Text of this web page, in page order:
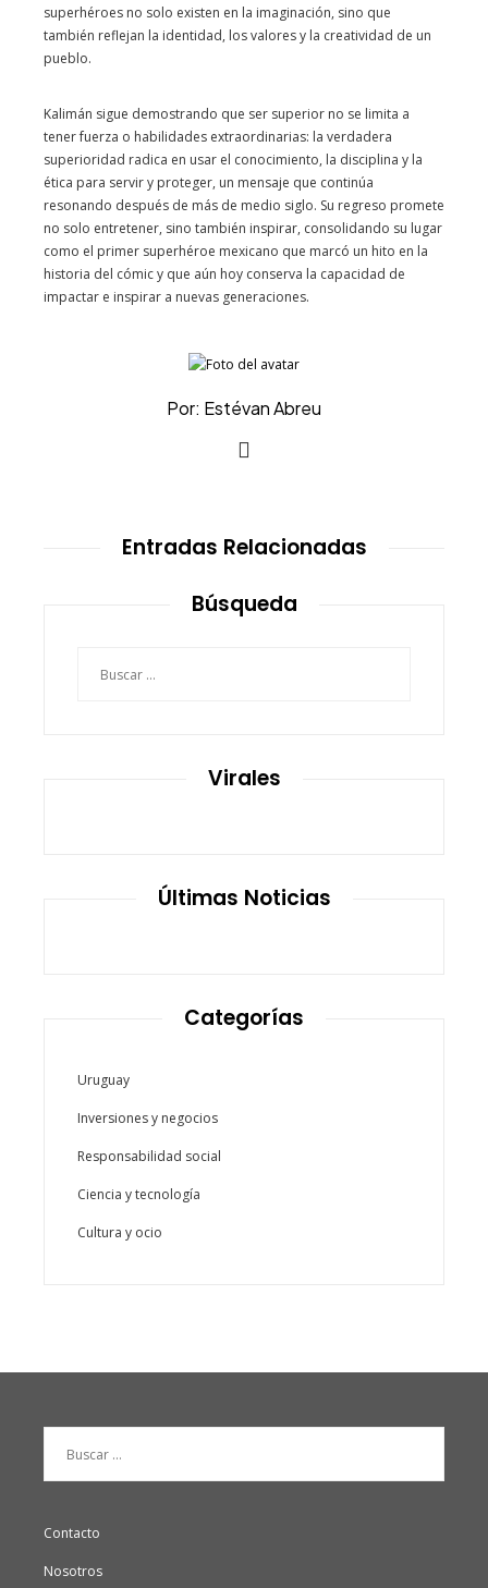
superhéroes no solo existen en la imaginación, sino que
también reflejan la identidad, los valores y la creatividad de un
pueblo.
Kalimán sigue demostrando que ser superior no se limita a
tener fuerza o habilidades extraordinarias: la verdadera
superioridad radica en usar el conocimiento, la disciplina y la
ética para servir y proteger, un mensaje que continúa
resonando después de más de medio siglo. Su regreso promete
no solo entretener, sino también inspirar, consolidando su lugar
como el primer superhéroe mexicano que marcó un hito en la
historia del cómic y que aún hoy conserva la capacidad de
impactar e inspirar a nuevas generaciones.
Por: Estévan Abreu
Entradas Relacionadas
Búsqueda
Virales
Últimas Noticias
Categorías
Uruguay
Inversiones y negocios
Responsabilidad social
Ciencia y tecnología
Cultura y ocio
Contacto
Nosotros